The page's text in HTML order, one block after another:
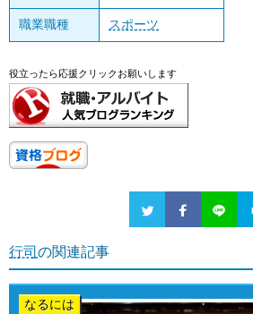
職業職種 スポーツ
役立ったら応援クリックお願いします
行司 の関連記事
なるには